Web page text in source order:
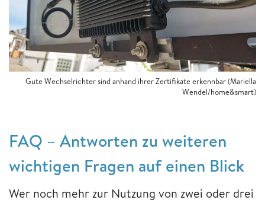
Gute Wechselrichter sind anhand ihrer Zertifikate erkennbar (Mariella
Wendel/home&smart)
FAQ – Antworten zu weiteren
wichtigen Fragen auf einen Blick
Wer noch mehr zur Nutzung von zwei oder drei